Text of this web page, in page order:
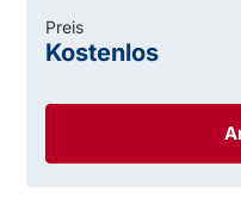
Preis
Kostenlos